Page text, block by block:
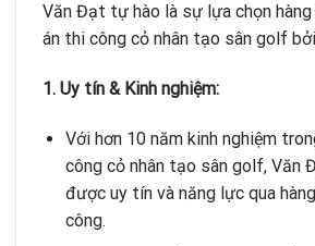
Văn Đạt tự hào là sự lựa chọn
án thi công cỏ nhân tạo sân golf
1. Uy tín & Kinh nghiệm:
Với hơn 10 năm kinh nghiệm
công cỏ nhân tạo sân golf, Văn
được uy tín và năng lực qua
công.